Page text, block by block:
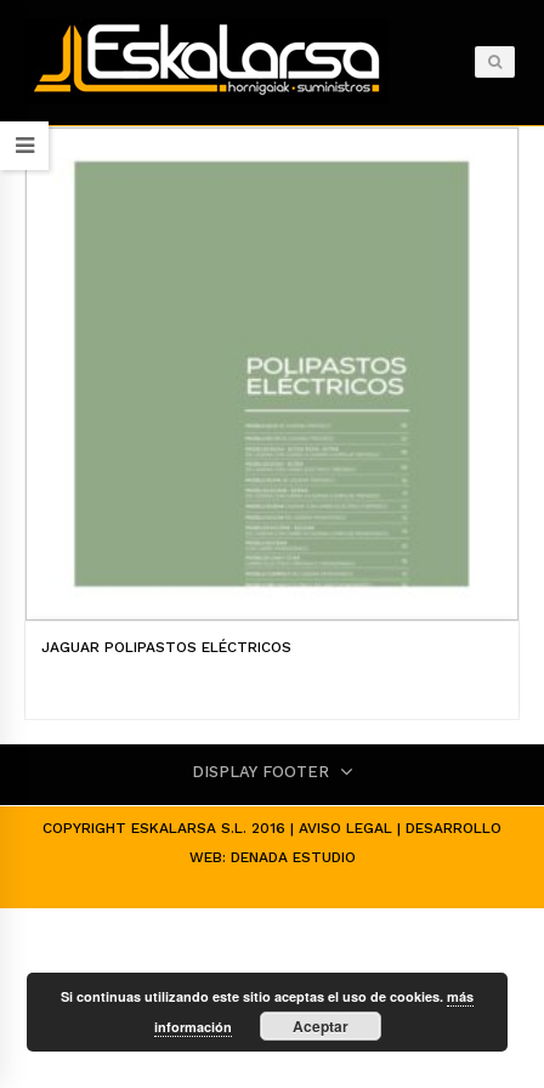
JAGUAR POLIPASTOS ELÉCTRICOS
DISPLAY FOOTER
COPYRIGHT ESKALARSA S.L. 2016 | AVISO LEGAL | DESARROLLO
WEB: DENADA ESTUDIO
Si continuas utilizando este sitio aceptas el uso de cookies.más
información
Aceptar